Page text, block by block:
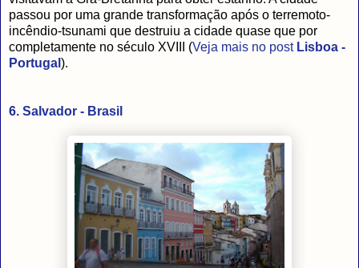
passou por uma grande transformação após o terremoto-
incêndio-tsunami que destruiu a cidade quase que por
completamente no século XVIII (Veja mais no post Lisboa -
Portugal ).
6. Salvador - Brasil